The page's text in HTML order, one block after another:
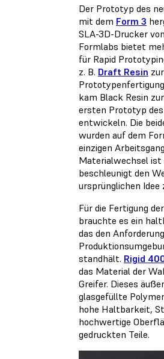
Der Prototyp des
mit dem Form 3
SLA-3D-Drucker
Formlabs bietet
für Rapid
z. B. Draft Resin
kam Black Resin
ersten Prototyp
entwickeln. Die
wurden auf dem
einzigen
Materialwechsel ist
beschleunigt den
ursprünglichen Idee
Für die Fertigung
brauchte es ein
das den
standhält. Rigid
das Material der
Greifer. Dieses
glasgefüllte
hohe Haltbarkeit,
hochwertige
gedruckten Teile.